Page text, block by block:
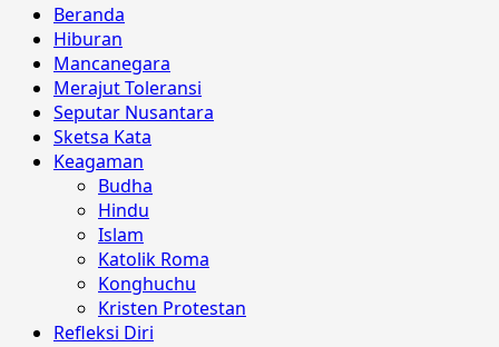
Beranda
Hiburan
Mancanegara
Merajut Toleransi
Seputar Nusantara
Sketsa Kata
Keagaman
Budha
Hindu
Islam
Katolik Roma
Konghuchu
Kristen Protestan
Refleksi Diri